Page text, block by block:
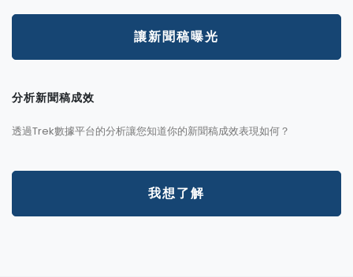
讓新聞稿曝光
分析新聞稿成效
透過Trek數據平台的分析讓您知道你的新聞稿成效表現如何？
我想了解